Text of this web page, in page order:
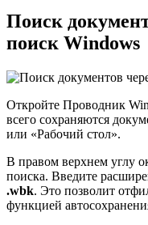
Поиск
поиск Windows
Откройте Проводник
всего сохраняются
или «Рабочий стол».
В правом верхнем углу
поиска. Введите
.wbk. Это позволит
функцией